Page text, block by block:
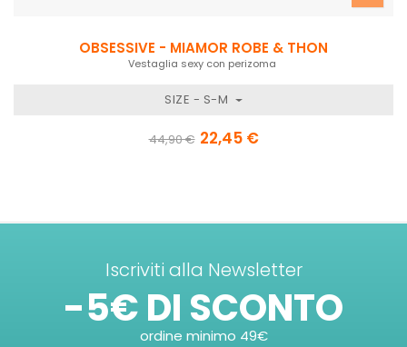
OBSESSIVE - MIAMOR ROBE & THON
Vestaglia sexy con perizoma
SIZE - S-M
44,90 € 22,45 €
Iscriviti alla Newsletter
-5€ DI SCONTO
ordine minimo 49€